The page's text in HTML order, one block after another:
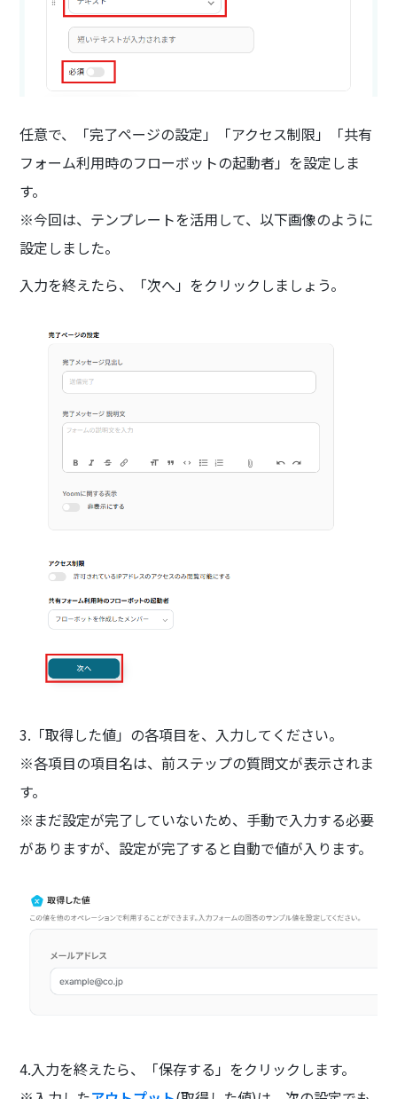
任意で、「完了ページの設定」「アクセス制限」「共有
フォーム利用時のフローボットの起動者」を設定しま
す。
※今回は、テンプレートを活用して、以下画像のように
設定しました。
入力を終えたら、「次へ」をクリックしましょう。
3.「取得した値」の各項目を、入力してください。
※各項目の項目名は、前ステップの質問文が表示されま
す。
※まだ設定が完了していないため、手動で入力する必要
がありますが、設定が完了すると自動で値が入ります。
4.入力を終えたら、「保存する」をクリックします。